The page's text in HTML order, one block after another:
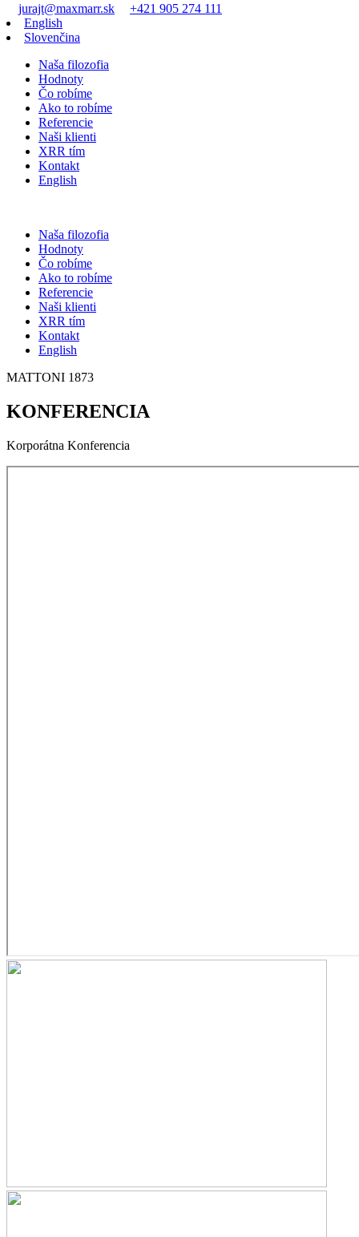
jurajt@maxmarr.sk
+421 905 274 111
English
Slovenčina
Naša filozofia
Hodnoty
Čo robíme
Ako to robíme
Referencie
Naši klienti
XRR tím
Kontakt
English
Naša filozofia
Hodnoty
Čo robíme
Ako to robíme
Referencie
Naši klienti
XRR tím
Kontakt
English
MATTONI 1873
KONFERENCIA
Korporátna Konferencia